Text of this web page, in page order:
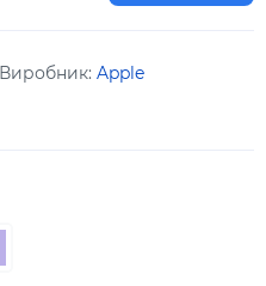
Виробник: Apple